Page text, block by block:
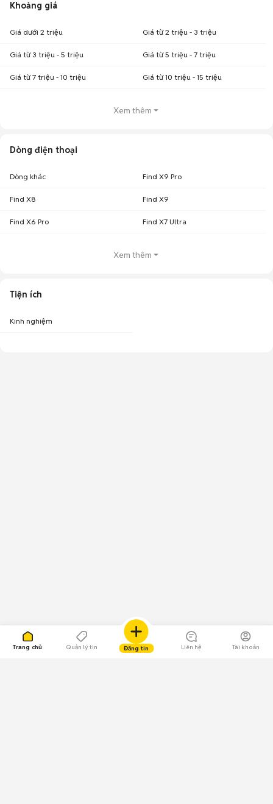
Trang chủ Quản lý tin Đăng tin Liên hệ Tài khoản
Oppo Reno6 giá dưới 2 triệu
: 34 điện thoại
Chợ Tốt - Nơi mua bán Oppo Reno6 cũ giá tốt nhất!
Khoảng giá
Giá dưới 2 triệu Giá từ 2 triệu - 3 triệu
Giá từ 3 triệu - 5 triệu Giá từ 5 triệu - 7 triệu
Giá từ 7 triệu - 10 triệu Giá từ 10 triệu - 15 triệu
Xem thêm
Dòng điện thoại
Dòng khác Find X9 Pro
Find X8 Find X9
Find X6 Pro Find X7 Ultra
Xem thêm
Tiện ích
Kinh nghiệm